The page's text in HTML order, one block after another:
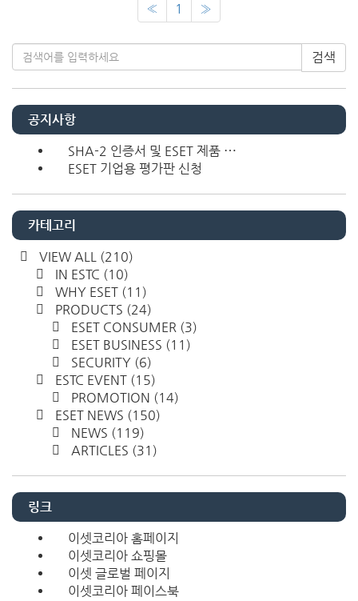
« 1 »
검색
공지사항
SHA-2 인증서 및 ESET 제품 ⋯
ESET 기업용 평가판 신청
카테고리
VIEW ALL (210)
IN ESTC (10)
WHY ESET (11)
PRODUCTS (24)
ESET CONSUMER (3)
ESET BUSINESS (11)
SECURITY (6)
ESTC EVENT (15)
PROMOTION (14)
ESET NEWS (150)
NEWS (119)
ARTICLES (31)
링크
이셋코리아 홈페이지
이셋코리아 쇼핑몰
이셋 글로벌 페이지
이셋코리아 페이스북